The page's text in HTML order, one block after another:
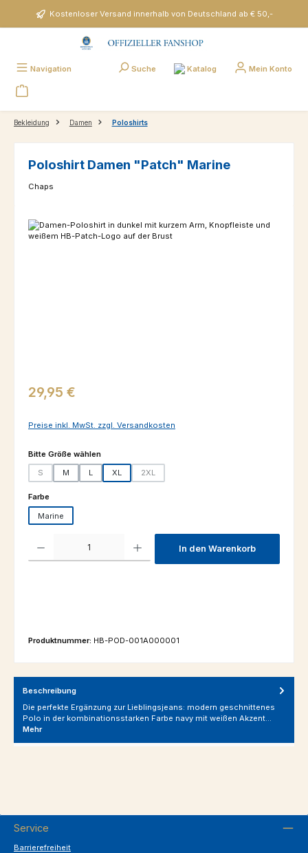
Zum Hauptinhalt springenKostenloser Versand innerhalb von Deutschland ab € 50,-
Navigation Suche Katalog Mein Konto
Bekleidung Damen Poloshirts
Poloshirt Damen "Patch" Marine
Chaps
Bildergalerie überspringen
Regulärer Preis:
29,95 €
Preise inkl. MwSt. zzgl. Versandkosten
Bitte Größe wählenauswählen
S M L XL 2XL
Farbeauswählen
Marine
In den Warenkorb
Produktnummer: HB-POD-001A000001
Beschreibung
Die perfekte Ergänzung zur Lieblingsjeans: modern geschnittenes
Polo in der kombinationsstarken Farbe navy mit weißen Akzent…
Mehr
Service
Barrierefreiheit